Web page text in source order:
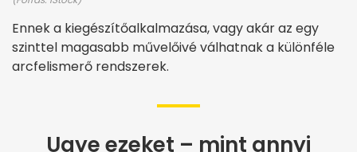
Ennek a kiegészítőalkalmazása, vagy akár az egy
szinttel magasabb művelőivé válhatnak a különféle
arcfelismerő rendszerek.
Ugye ezeket – mint annyi